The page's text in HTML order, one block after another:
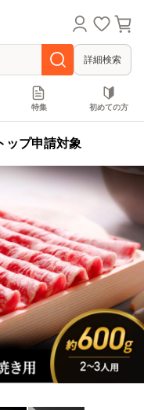
詳細検索
特集 初めての方
ップ申請対象